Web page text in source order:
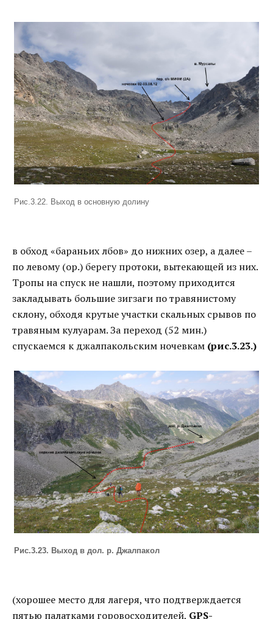
Рис.3.22. Выход в основную долину
в обход «бараньих лбов» до нижних озер, а далее –
по левому (ор.) берегу протоки, вытекающей из них.
Тропы на спуск не нашли, поэтому приходится
закладывать большие зигзаги по травянистому
склону, обходя крутые участки скальных срывов по
травяным кулуарам. За переход (52 мин.)
спускаемся к джалпакольским ночевкам (рис.3.23.)
Рис.3.23. Выход в дол. р. Джалпакол
(хорошее место для лагеря, что подтверждается
пятью палатками горовосходителей, GPS-